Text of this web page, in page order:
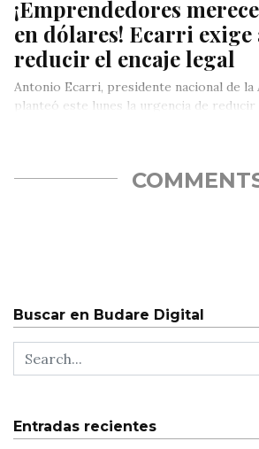
¡Emprendedores
en dólares! Ecarri
reducir el encaje legal
Antonio Ecarri, presidente nacional de la
planteó este lunes la urgencia de reducir
Buscar en Budare Digital
Entradas recientes